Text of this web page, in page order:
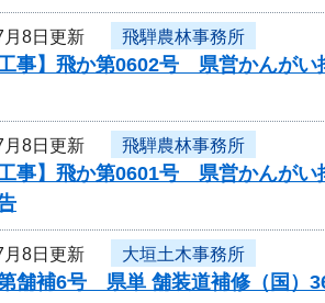
月8日更新 飛騨農林事務所
工事】飛か第0602号 県営かんが
月8日更新 飛騨農林事務所
工事】飛か第0601号 県営かんが
月8日更新 大垣土木事務所
舗補6号 県単 舗装道補修（国）